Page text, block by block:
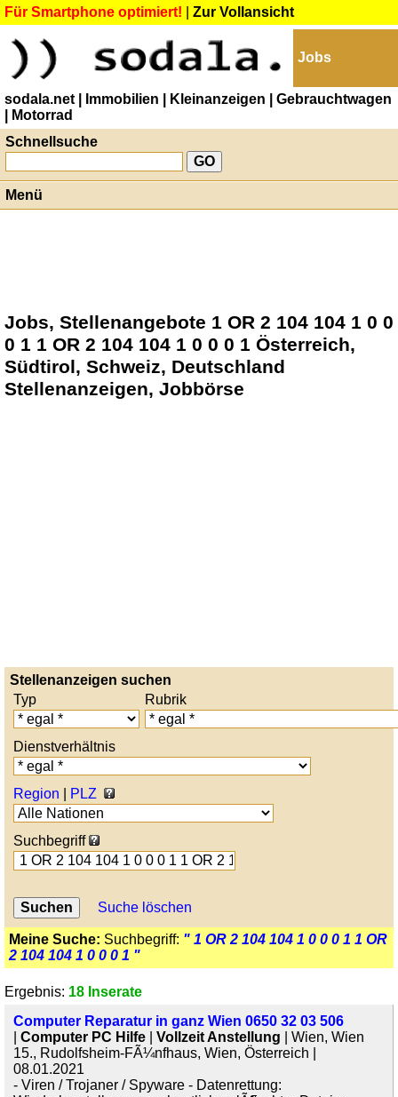
Für Smartphone optimiert! Zur Vollansicht
Jobs
sodala.net | Immobilien | Kleinanzeigen
| Gebrauchtwagen
| Motorrad
Schnellsuche
Menü
Jobs, Stellenangebote 1 OR 2 104 104 1 0 0
0 1 1 OR 2 104 104 1 0 0 0 1 Österreich,
Südtirol, Schweiz, Deutschland
Stellenanzeigen, Jobbörse
Stellenanzeigen suchen
Typ
Rubrik
Dienstverhältnis
Region PLZ
Suchbegriff
Suche löschen
Meine Suche: Suchbegriff: " 1 OR 2 104 104 1 0 0 0 1 1 OR
2 104 104 1 0 0 0 1 "
Ergebnis: 18 Inserate
Computer Reparatur in ganz Wien 0650 32 03 506
Computer PC Hilfe Vollzeit Anstellung | Wien, Wien
15., Rudolfsheim-FÃ¼nfhaus, Wien, Österreich |
08.01.2021
- Viren / Trojaner / Spyware - Datenrettung: